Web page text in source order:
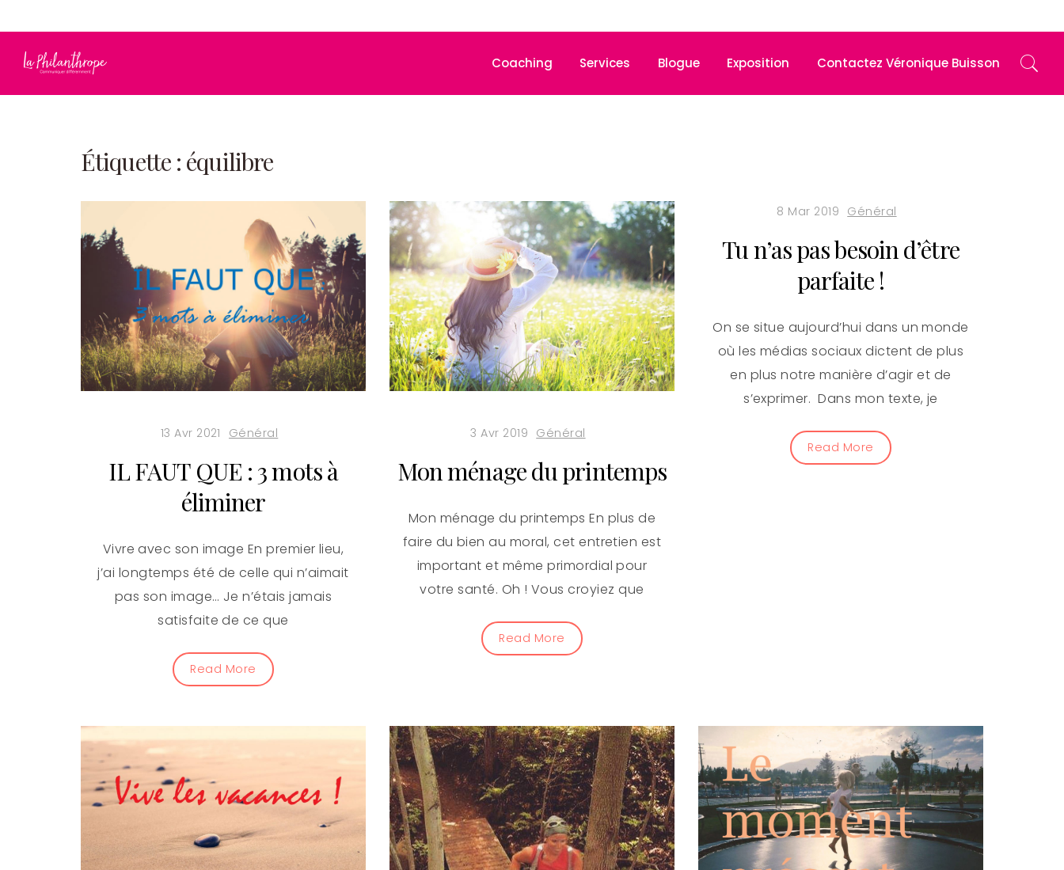
Coaching Services Blogue Exposition Contactez Véronique Buisson
Étiquette : équilibre
13 Avr 2021 Général
IL FAUT QUE : 3 mots à
éliminer
Vivre avec son image En premier lieu,
j’ai longtemps été de celle qui n’aimait
pas son image… Je n’étais jamais
satisfaite de ce que
Read More
3 Avr 2019 Général
Mon ménage du printemps
Mon ménage du printemps En plus de
faire du bien au moral, cet entretien est
important et même primordial pour
votre santé. Oh ! Vous croyiez que
Read More
8 Mar 2019 Général
Tu n’as pas besoin d’être
parfaite !
On se situe aujourd’hui dans un monde
où les médias sociaux dictent de plus
en plus notre manière d’agir et de
s’exprimer. Dans mon texte, je
Read More